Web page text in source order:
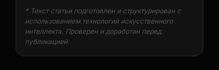
* Текст статьи подготовлен и структурирован с
использованием технологий искусственного
интеллекта. Проверен и доработан перед
публикацией.